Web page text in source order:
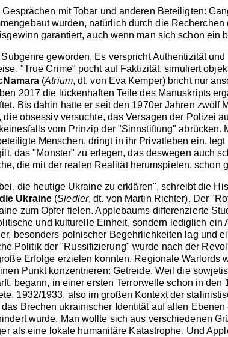
mit Tobar und anderen Beteiligten:
wurden, natürlich durch die
garantiert, auch wenn man sich schon ein
geworden. Es verspricht Authentizität
"True Crime" pocht auf Faktizität, simuliert
(Atrium, dt. von Eva Kemper) bricht nur
2017 die lückenhaften Teile des Manuskripts
Bis dahin hatte er seit den 1970er Jahren zwölf
obsessiv versuchte, das Versagen der Polizei
vom Prinzip der "Sinnstiftung"
Menschen, dringt in ihr Privatleben ein,
das "Monster" zu erlegen, das deswegen auch
die mit der realen Realität herumspielen, schon
die heutige Ukraine zu erklären", schreibt die
Ukraine (Siedler, dt. von Martin Richter). Der
zum Opfer fielen. Applebaums differenzierte
und kulturelle Einheit, sondern lediglich
besonders polnischer Begehrlichkeiten lag und
Politik der "Russifizierung" wurde nach der
Erfolge erzielen konnten. Regionale Warlords
Punkt konzentrieren: Getreide. Weil die
begann, in einer ersten Terrorwelle schon in
1932/1933, also im großen Kontext der
Brechen ukrainischer Identität auf allen
wurde. Man wollte sich aus verschiedenen
als eine lokale humanitäre Katastrophe. Und